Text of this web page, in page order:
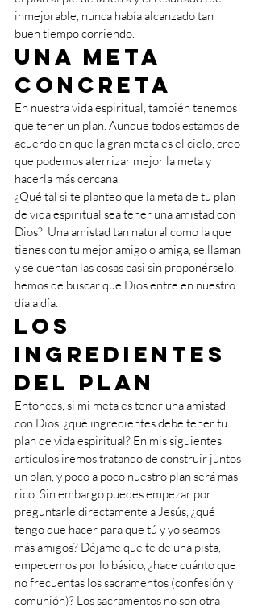
inmejorable, nunca había alcanzado tan
buen tiempo corriendo.
Una meta
concreta
En nuestra vida espiritual, también tenemos
que tener un plan. Aunque todos estamos de
acuerdo en que la gran meta es el cielo, creo
que podemos aterrizar mejor la meta y
hacerla más cercana.
¿Qué tal si te planteo que la meta de tu plan
de vida espiritual sea tener una amistad con
Dios?  Una amistad tan natural como la que
tienes con tu mejor amigo o amiga, se llaman
y se cuentan las cosas casi sin proponérselo,
hemos de buscar que Dios entre en nuestro
día a día.
Los
ingredientes
del plan
Entonces, si mi meta es tener una amistad
con Dios, ¿qué ingredientes debe tener tu
plan de vida espiritual? En mis siguientes
artículos iremos tratando de construir juntos
un plan, y poco a poco nuestro plan será más
rico. Sin embargo puedes empezar por
preguntarle directamente a Jesús, ¿qué
tengo que hacer para que tú y yo seamos
más amigos? Déjame que te de una pista,
empecemos por lo básico, ¿hace cuánto que
no frecuentas los sacramentos (confesión y
comunión)? Los sacramentos no son otra